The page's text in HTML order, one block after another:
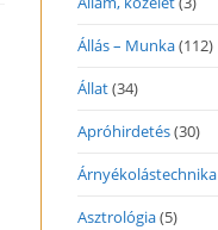
Állás – Munka(112)
Állat(34)
Apróhirdetés(30)
Árnyékolástechnika
Asztrológia(5)